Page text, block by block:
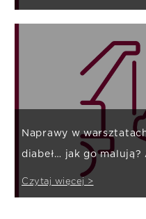
Naprawy w
diabeł… jak go
Czytaj więcej >